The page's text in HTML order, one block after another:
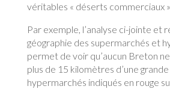
véritables « déserts commerciaux
Par exemple, l’analyse ci-jointe et
géographie des supermarchés et
permet de voir qu’aucun Breton
plus de 15 kilomètres d’une
hypermarchés indiqués en rouge